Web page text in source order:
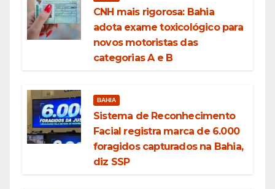
CNH mais rigorosa: Bahia
adota exame toxicológico para
novos motoristas das
categorias A e B
BAHIA
Sistema de Reconhecimento
Facial registra marca de 6.000
foragidos capturados na Bahia,
diz SSP